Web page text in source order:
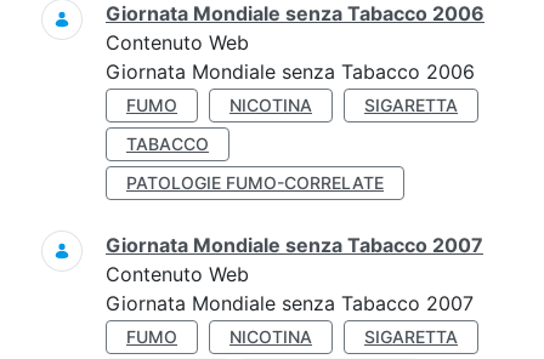
Giornata Mondiale senza Tabacco 2006
Contenuto Web
Giornata Mondiale senza Tabacco 2006
FUMO NICOTINA
SIGARETTA
TABACCO
PATOLOGIE FUMO-CORRELATE
Giornata Mondiale senza Tabacco 2007
Contenuto Web
Giornata Mondiale senza Tabacco 2007
FUMO NICOTINA
SIGARETTA